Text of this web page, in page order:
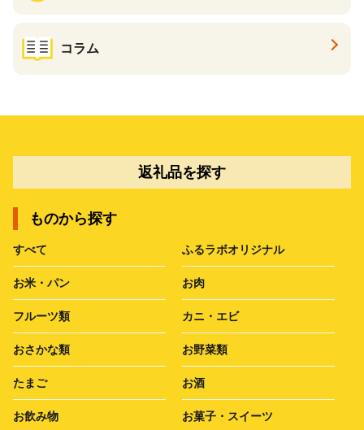
コラム
返礼品を探す
ものから探す
すべて ふるラボオリジナル
お米・パン お肉
フルーツ類 カニ・エビ
おさかな類 お野菜類
たまご お酒
お飲み物 お菓子・スイーツ